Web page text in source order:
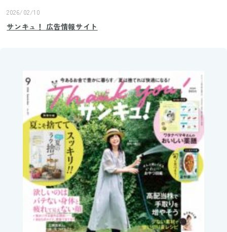
2026/02/10
サンキュ！ 広告情報サイト